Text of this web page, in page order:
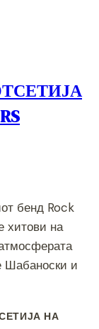
бенд Rock
хитови на
Шабаноски и
НА